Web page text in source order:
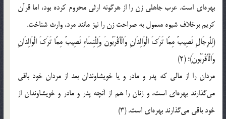
بهره‌ای است. عرب جاهلی زن را از هرگونه ارثی محروم کرده بود، اما قرآن
کریم برخلاف شیوه معمول به صراحت زن را نیز مانند مرد، وارث شناخت.
(لِلْرِجَالِ نَصِیبٌ مِمَّا تَرَكَ الْوَالِدَانِ وَالْأَقْرَبُونَ وَلِلْنِسَاءِ نَصِیبٌ مِمَّا تَرَكَ الْوَالِدَانِ
وَالْأَقْرَبُونَ)؛ (2)
مردان را از مالی که پدر و مادر و یا خویشاوندان بعد از مردان خود باقی
می‌گذارند بهره‌ای است، و زنان را هم از آنچه پدر و مادر و خویشاوندان از
خود باقی می‌گذارند بهره‌ای است. (3)